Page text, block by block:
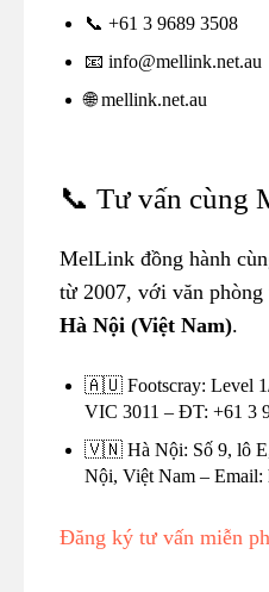
📞 +61 3 9689 3508
📧 info@mellink.net.au
🌐 mellink.net.au
📞 Tư vấn cùng
MelLink đồng hành
từ 2007, với văn phòng
Hà Nội (Việt Nam).
🇦🇺 Footscray: Level 1/
VIC 3011 – ĐT: +61 3
🇻🇳 Hà Nội: Số 9, lô
Nội, Việt Nam – Email:
Đăng ký tư vấn miễn